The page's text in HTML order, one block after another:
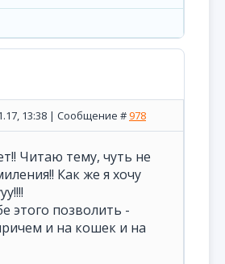
13:38 | Сообщение #978
Читаю тему, чуть не
Как же я хочу
этого позволить -
и на кошек и на